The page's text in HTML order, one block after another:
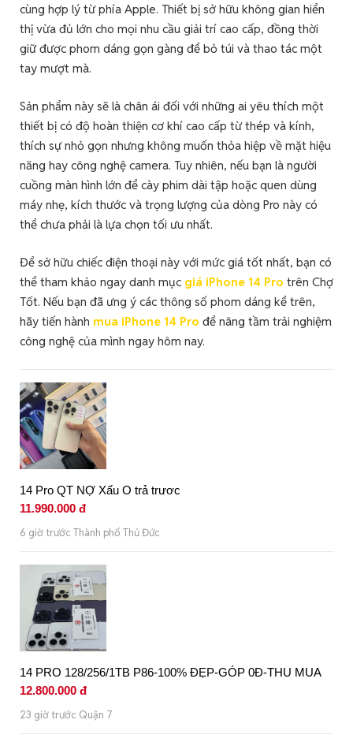
cùng hợp lý từ phía Apple. Thiết bị sở hữu không gian hiển
thị vừa đủ lớn cho mọi nhu cầu giải trí cao cấp, đồng thời
giữ được phom dáng gọn gàng để bỏ túi và thao tác một
tay mượt mà.
Sản phẩm này sẽ là chân ái đối với những ai yêu thích một
thiết bị có độ hoàn thiện cơ khí cao cấp từ thép và kính,
thích sự nhỏ gọn nhưng không muốn thỏa hiệp về mặt hiệu
năng hay công nghệ camera. Tuy nhiên, nếu bạn là người
cuồng màn hình lớn để cày phim dài tập hoặc quen dùng
máy nhẹ, kích thước và trọng lượng của dòng Pro này có
thể chưa phải là lựa chọn tối ưu nhất.
Để sở hữu chiếc điện thoại này với mức giá tốt nhất, bạn có
thể tham khảo ngay danh mục giá iPhone 14 Pro trên Chợ
Tốt. Nếu bạn đã ưng ý các thông số phom dáng kể trên,
hãy tiến hành mua iPhone 14 Pro để nâng tầm trải nghiệm
công nghệ của mình ngay hôm nay.
14 Pro QT NỢ Xấu O trả trươc
11.990.000 đ
6 giờ trước Thành phố Thủ Đức
14 PRO 128/256/1TB P86-100% ĐẸP-GÓP 0Đ-THU MUA
12.800.000 đ
23 giờ trước Quận 7